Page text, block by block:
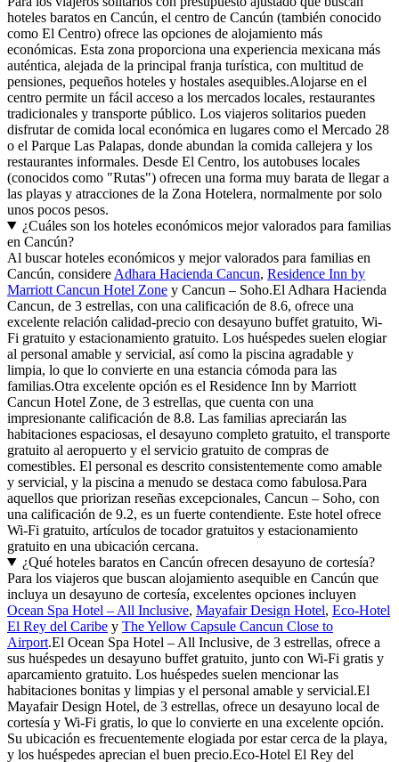
hoteles baratos en Cancún, el centro de Cancún (también conocido
como El Centro) ofrece las opciones de alojamiento más
económicas. Esta zona proporciona una experiencia mexicana más
auténtica, alejada de la principal franja turística, con multitud de
pensiones, pequeños hoteles y hostales asequibles.Alojarse en el
centro permite un fácil acceso a los mercados locales, restaurantes
tradicionales y transporte público. Los viajeros solitarios pueden
disfrutar de comida local económica en lugares como el Mercado 28
o el Parque Las Palapas, donde abundan la comida callejera y los
restaurantes informales. Desde El Centro, los autobuses locales
(conocidos como "Rutas") ofrecen una forma muy barata de llegar a
las playas y atracciones de la Zona Hotelera, normalmente por solo
unos pocos pesos.
¿Cuáles son los hoteles económicos mejor valorados para familias
en Cancún?
Al buscar hoteles económicos y mejor valorados para familias en
Cancún, considere Adhara Hacienda Cancun, Residence Inn by
Marriott Cancun Hotel Zone y Cancun – Soho.El Adhara Hacienda
Cancun, de 3 estrellas, con una calificación de 8.6, ofrece una
excelente relación calidad-precio con desayuno buffet gratuito, Wi-
Fi gratuito y estacionamiento gratuito. Los huéspedes suelen elogiar
al personal amable y servicial, así como la piscina agradable y
limpia, lo que lo convierte en una estancia cómoda para las
familias.Otra excelente opción es el Residence Inn by Marriott
Cancun Hotel Zone, de 3 estrellas, que cuenta con una
impresionante calificación de 8.8. Las familias apreciarán las
habitaciones espaciosas, el desayuno completo gratuito, el transporte
gratuito al aeropuerto y el servicio gratuito de compras de
comestibles. El personal es descrito consistentemente como amable
y servicial, y la piscina a menudo se destaca como fabulosa.Para
aquellos que priorizan reseñas excepcionales, Cancun – Soho, con
una calificación de 9.2, es un fuerte contendiente. Este hotel ofrece
Wi-Fi gratuito, artículos de tocador gratuitos y estacionamiento
gratuito en una ubicación cercana.
¿Qué hoteles baratos en Cancún ofrecen desayuno de cortesía?
Para los viajeros que buscan alojamiento asequible en Cancún que
incluya un desayuno de cortesía, excelentes opciones incluyen
Ocean Spa Hotel – All Inclusive, Mayafair Design Hotel, Eco-Hotel
El Rey del Caribe y The Yellow Capsule Cancun Close to
Airport.El Ocean Spa Hotel – All Inclusive, de 3 estrellas, ofrece a
sus huéspedes un desayuno buffet gratuito, junto con Wi-Fi gratis y
aparcamiento gratuito. Los huéspedes suelen mencionar las
habitaciones bonitas y limpias y el personal amable y servicial.El
Mayafair Design Hotel, de 3 estrellas, ofrece un desayuno local de
cortesía y Wi-Fi gratis, lo que lo convierte en una excelente opción.
Su ubicación es frecuentemente elogiada por estar cerca de la playa,
y los huéspedes aprecian el buen precio.Eco-Hotel El Rey del